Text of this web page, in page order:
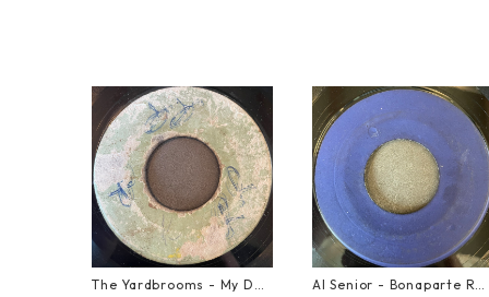
The Yardbrooms - My Des
Al Senior - Bonaparte Ret